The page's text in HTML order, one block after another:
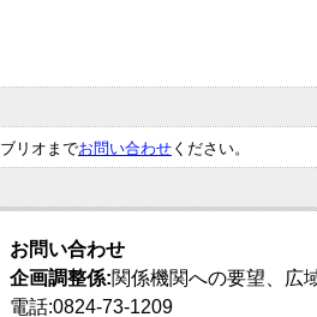
リオまでお問い合わせ ください。
お問い合わせ
企画調整係:関係機関への要望、広
電話:0824-73-1209